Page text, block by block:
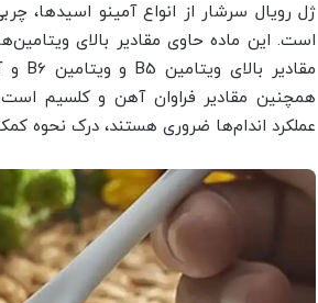
ژل رویال سرشار از انواع آمینو اسیدها،
همچنین مقادیر فراوان آهن و کلسیم
عملکرد اندام‌ها ضروری هستند، درک نحوه